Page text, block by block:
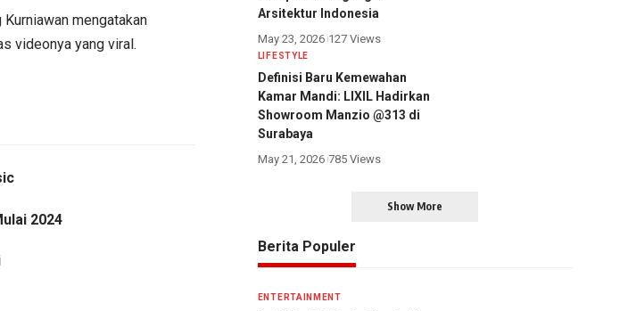
mengatakan
videonya yang viral.
2024
Arsitektur Indonesia
May 23, 2026 127 Views
LIFESTYLE
Definisi Baru Kemewahan
Kamar Mandi: LIXIL Hadirkan
Showroom Manzio @313 di
Surabaya
May 21, 2026 785 Views
Show More
Berita Populer
ENTERTAINMENT